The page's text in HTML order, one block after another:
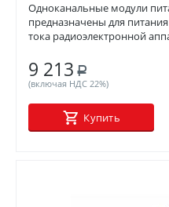
Одноканальные модули
предназначены для
тока радиоэлектронной
9 213 Р
(включая НДС 22%)
Купить